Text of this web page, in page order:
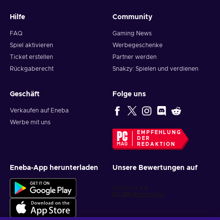
most importantly, cheaper when you buyH&M 15 USD
card key at Eneba!
How to redeem an H&M gift card?
Redeeming and paying with an H&M gift card online is fast
At checkout, under payment section, select
Card;
In the pop-up window, enter the PIN of your H&M voucher.
Hilfe
FAQ
Spiel aktivieren
Ticket erstellen
Rückgaberecht
Community
Gaming News
Werbegeschenke
Partner werden
Snakzy: Spielen und verdienen
Geschäft
Verkaufen auf Eneba
Werbe mit uns
Folge uns
EMPFEHLUNG
DER
REDAKTION
Eneba-App herunterladen Unsere Bewertungen auf